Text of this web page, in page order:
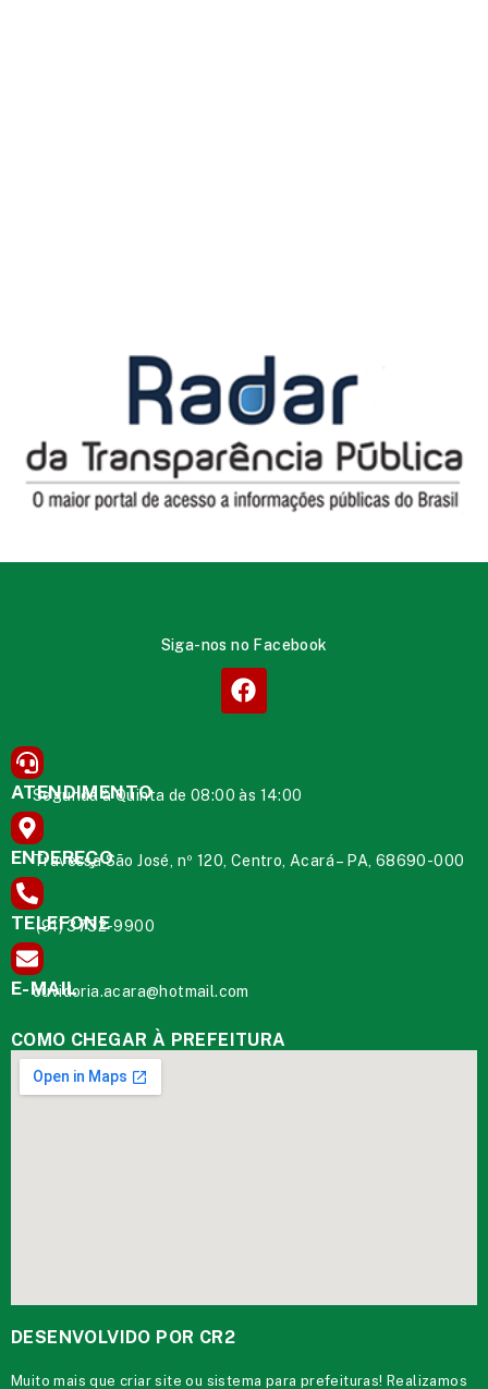
Siga-nos no Facebook
ATENDIMENTO
Segunda à Quinta de 08:00 às 14:00
ENDEREÇO
Travessa São José, nº 120, Centro, Acará – PA, 68690-000
TELEFONE
(91) 3732-9900
E-MAIL
ouvidoria.acara@hotmail.com
COMO CHEGAR À PREFEITURA
DESENVOLVIDO POR CR2
Muito mais quecriar site ou sistema para prefeituras! Realizamos